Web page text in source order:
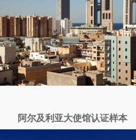
阿尔及利亚大使馆认证样本